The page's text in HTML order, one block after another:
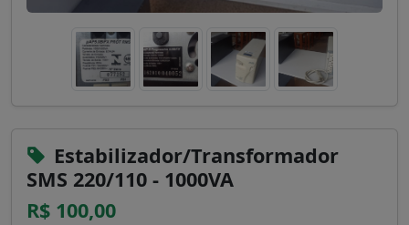
Estabilizador/Transformador
SMS 220/110 - 1000VA
R$ 100,00